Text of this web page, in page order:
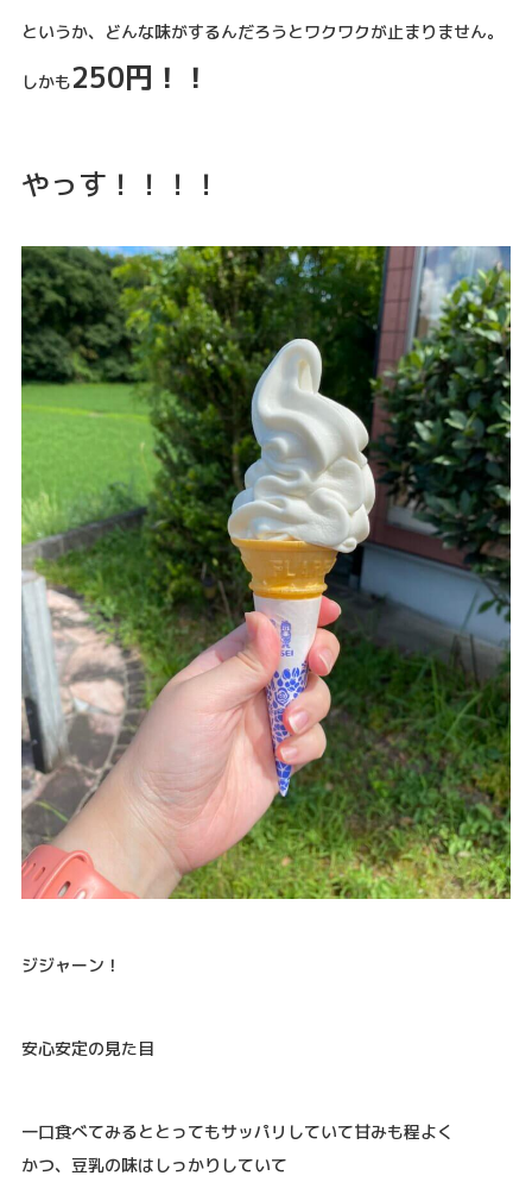
というか、どんな味がするんだろうとワクワクが止まりません。
しかも250円！！
やっす！！！！
ジジャーン！
安心安定の見た目
一口食べてみるととってもサッパリしていて甘みも程よく
かつ、豆乳の味はしっかりしていて